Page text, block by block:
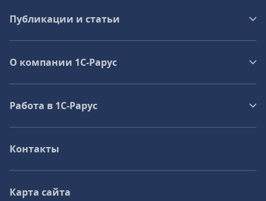
Публикации и статьи
О компании 1C-Рарус
Работа в 1С‑Рарус
Контакты
Карта сайта